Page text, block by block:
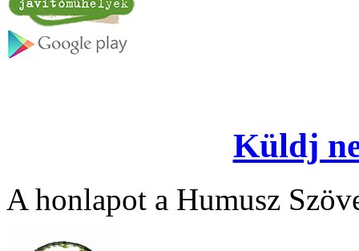
Küldj
A honlapot a Humusz